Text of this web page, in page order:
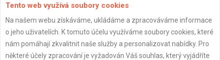
příslušenstvím od 05/1994 , Maloobchod
použitým zbožím od 05/1994
Subjekt: Firma s.r.o.
DPH: Neplátce
Tento web využívá soubory cookies
Na našem webu získáváme, ukládáme a zpracováváme informace
o jeho uživatelích. K tomuto účelu využíváme soubory cookies, které
nám pomáhají zkvalitnit naše služby a personalizovat nabídky. Pro
některé účely zpracování je vyžadován Váš souhlas, který vyjádříte